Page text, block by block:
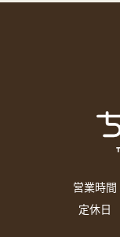
営業時間
定休日